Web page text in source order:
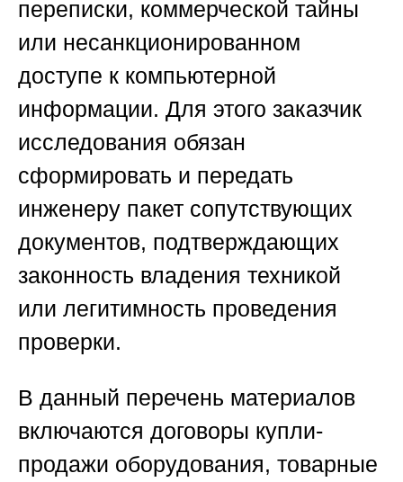
переписки, коммерческой тайны
или несанкционированном
доступе к компьютерной
информации. Для этого заказчик
исследования обязан
сформировать и передать
инженеру пакет сопутствующих
документов, подтверждающих
законность владения техникой
или легитимность проведения
проверки.
В данный перечень материалов
включаются договоры купли-
продажи оборудования, товарные